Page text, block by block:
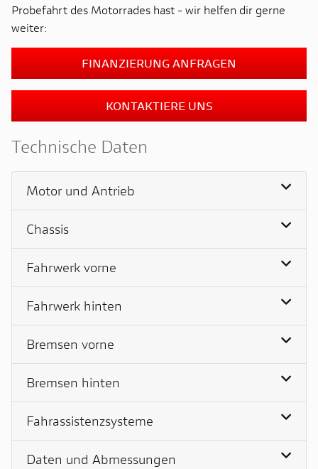
Technische Daten
Motor und Antrieb
Chassis
Fahrwerk vorne
Fahrwerk hinten
Bremsen vorne
Bremsen hinten
Fahrassistenzsysteme
Daten und Abmessungen
Probefahrt des Motorrades hast - wir helfen dir gerne
weiter:
FINANZIERUNG ANFRAGEN
KONTAKTIERE UNS